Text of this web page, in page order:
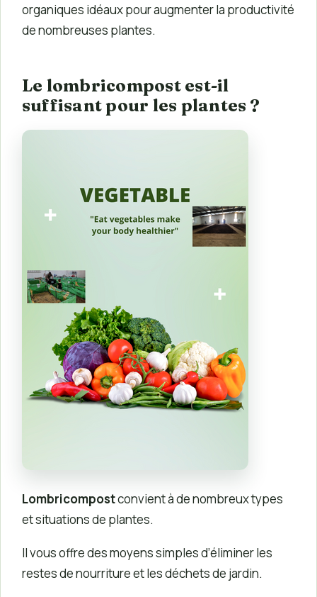
organiques idéaux pour augmenter la productivité
de nombreuses plantes.
Le lombricompost est-il
suffisant pour les plantes ?
Lombricompostconvient à de nombreux types
et situations de plantes.
Il vous offre des moyens simples d’éliminer les
restes de nourriture et les déchets de jardin.